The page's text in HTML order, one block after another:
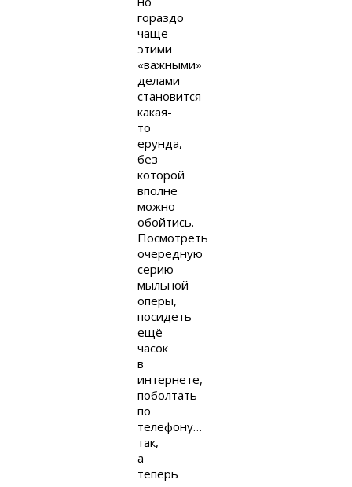
гораздо
чаще
этими
«важными»
делами
становится
какая-
то
ерунда,
без
которой
вполне
можно
обойтись.
Посмотреть
очередную
серию
мыльной
оперы,
посидеть
ещё
часок
в
интернете,
поболтать
по
телефону…
так,
а
теперь